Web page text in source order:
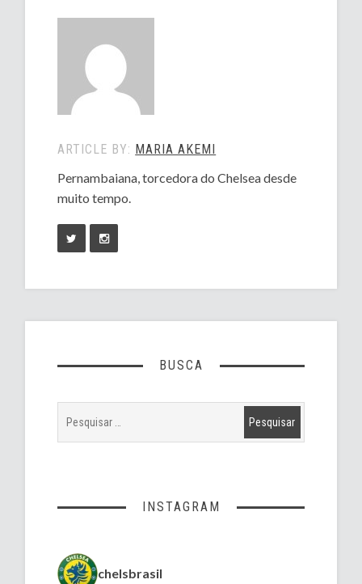
ARTICLE BY: MARIA AKEMI
Pernambaiana, torcedora do Chelsea desde
muito tempo.
BUSCA
INSTAGRAM
chelsbrasil